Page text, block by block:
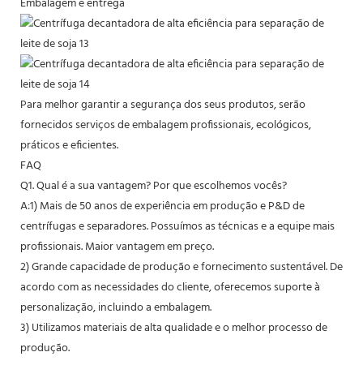
Para melhor garantir a segurança dos seus produtos, serão
fornecidos serviços de embalagem profissionais, ecológicos,
práticos e eficientes.
FAQ
Q1. Qual é a sua vantagem? Por que escolhemos vocês?
A:1) Mais de 50 anos de experiência em produção e P&D de
centrífugas e separadores. Possuímos as técnicas e a equipe mais
profissionais. Maior vantagem em preço.
2) Grande capacidade de produção e fornecimento sustentável. De
acordo com as necessidades do cliente, oferecemos suporte à
personalização, incluindo a embalagem.
3) Utilizamos materiais de alta qualidade e o melhor processo de
produção.